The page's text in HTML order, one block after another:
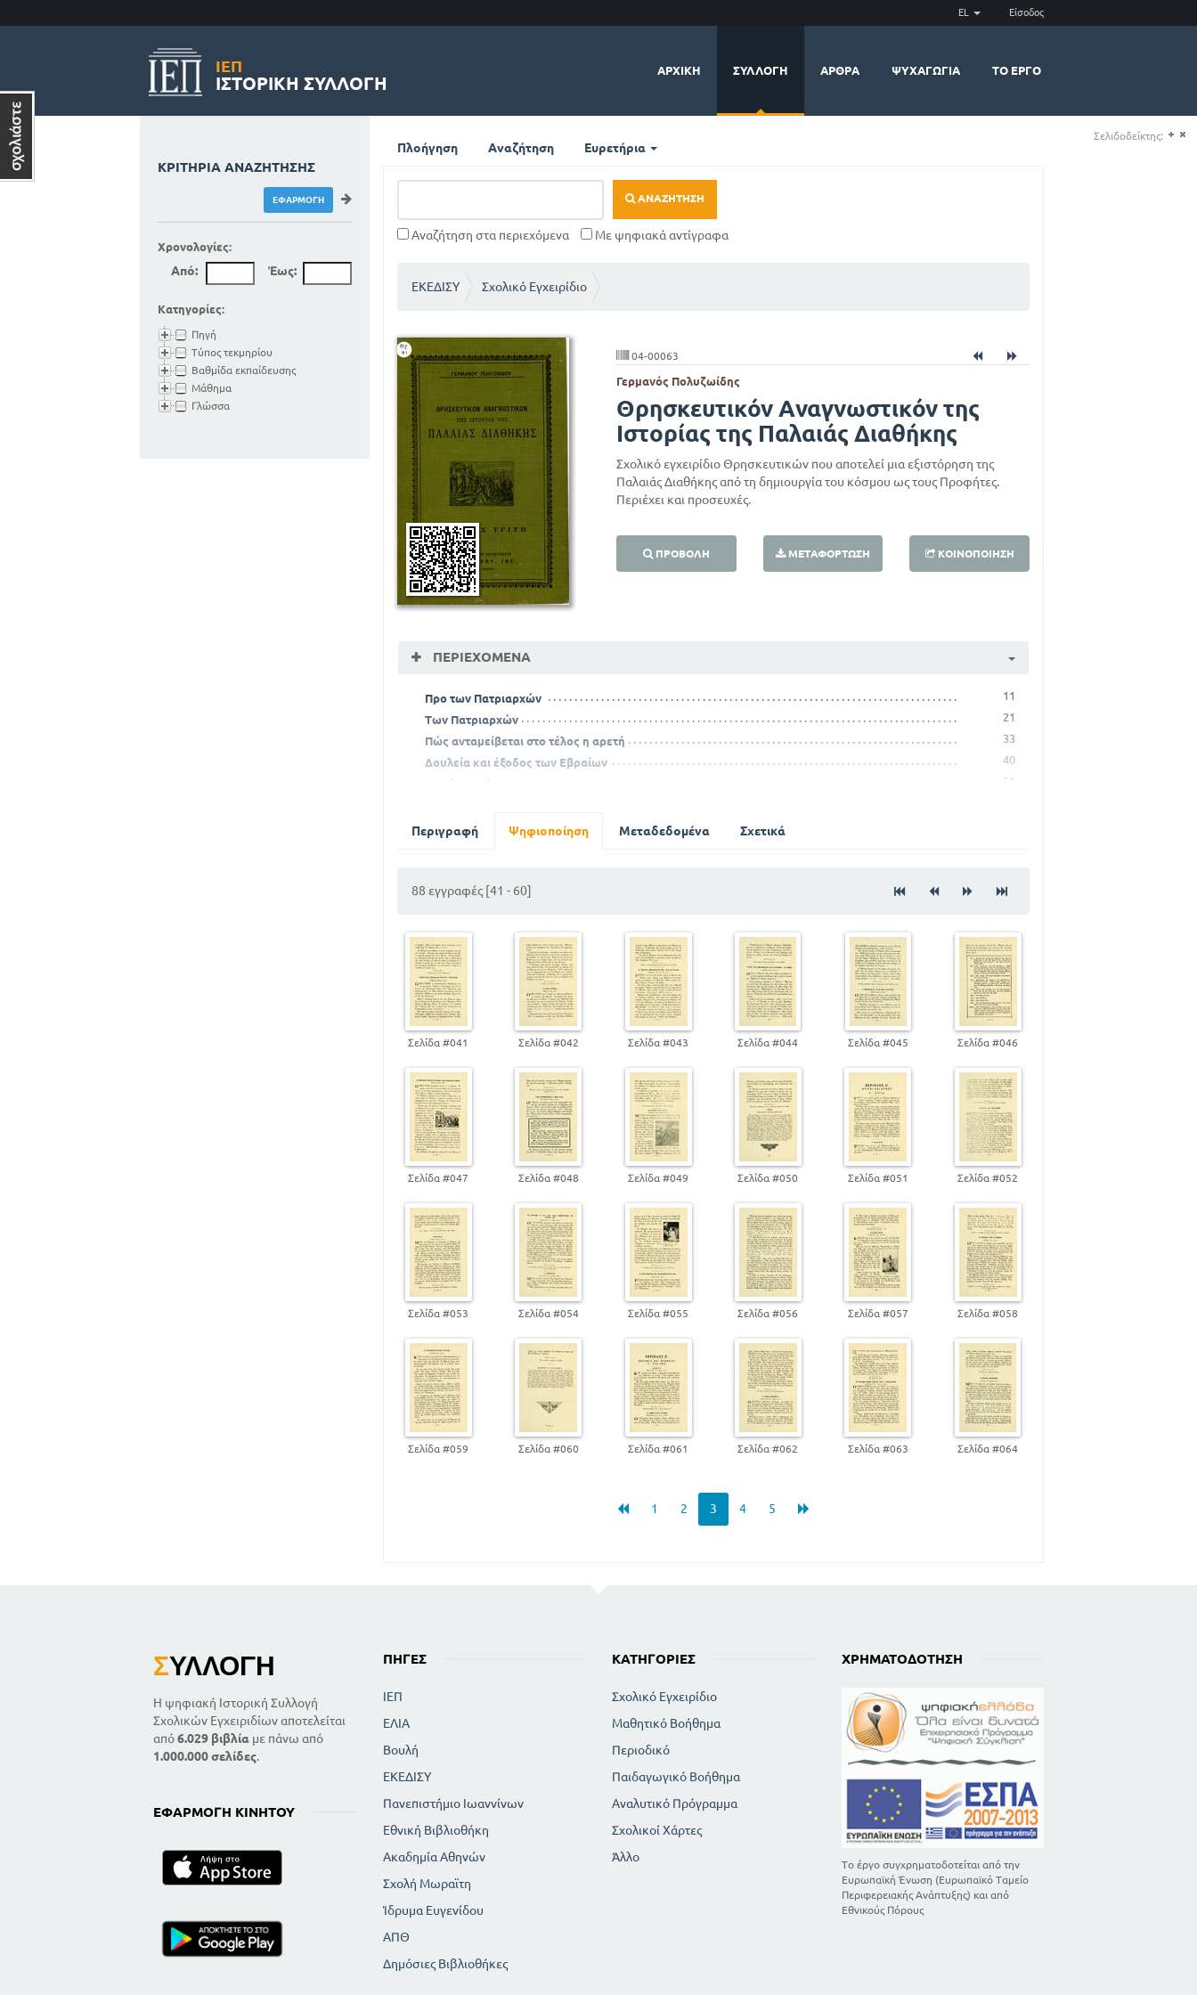
EL Είσοδος
ΙΕΠ
ΙΣΤΟΡΙΚΉ ΣΥΛΛΟΓΉ
ΑΡΧΙΚΉ ΣΥΛΛΟΓΉ ΆΡΘΡΑ ΨΥΧΑΓΩΓΊΑ ΤΟ ΈΡΓΟ
Πλοήγηση Αναζήτηση Ευρετήρια
ΑΝΑΖΉΤΗΣΗ
Αναζήτηση στα περιεχόμενα Με ψηφιακά αντίγραφα
ΕΚΕΔΙΣΥ Σχολικό Εγχειρίδιο
04-00063
Γερμανός Πολυζωίδης
Θρησκευτικόν Αναγνωστικόν της
Ιστορίας της Παλαιάς Διαθήκης
Σχολικό εγχειρίδιο Θρησκευτικών που αποτελεί μια εξιστόρηση της
Παλαιάς Διαθήκης από τη δημιουργία του κόσμου ως τους Προφήτες.
Περιέχει και προσευχές.
ΠΡΟΒΟΛΉ ΜΕΤΑΦΌΡΤΩΣΗ ΚΟΙΝΟΠΟΊΗΣΗ
ΠΕΡΙΕΧΌΜΕΝΑ
Προ των Πατριαρχών
11
Των Πατριαρχών
21
Πώς ανταμείβεται στο τέλος η αρετή
33
Δουλεία και έξοδος των Εβραίων
40
Κριτές και ήρωες
51
Το σύμβολο της Πίστεως
Περιγραφή Ψηφιοποίηση Μεταδεδομένα Σχετικά
88 εγγραφές [41 - 60]
Σελίδα #041 Σελίδα #042 Σελίδα #043 Σελίδα #044 Σελίδα #045 Σελίδα #046
Σελίδα #047 Σελίδα #048 Σελίδα #049 Σελίδα #050 Σελίδα #051 Σελίδα #052
Σελίδα #053 Σελίδα #054 Σελίδα #055 Σελίδα #056 Σελίδα #057 Σελίδα #058
Σελίδα #059 Σελίδα #060 Σελίδα #061 Σελίδα #062 Σελίδα #063 Σελίδα #064
1 2 3 4 5
ΚΡΙΤΉΡΙΑ ΑΝΑΖΉΤΗΣΗΣ
Χρονολογίες:
Από: Έως:
Κατηγορίες:
Πηγή
Τύπος τεκμηρίου
Βαθμίδα εκπαίδευσης
Μάθημα
Γλώσσα
ΣΥΛΛΟΓΉ
Η ψηφιακή Ιστορική Συλλογή
Σχολικών Εγχειριδίων αποτελείται
από6.029 βιβλία με πάνω από
1.000.000 σελίδες.
ΕΦΑΡΜΟΓΉ ΚΙΝΗΤΟΎ
ΠΗΓΈΣ
ΙΕΠ
ΕΛΙΑ
Βουλή
ΕΚΕΔΙΣΥ
Πανεπιστήμιο Ιωαννίνων
Εθνική Βιβλιοθήκη
Ακαδημία Αθηνών
Σχολή Μωραϊτη
Ίδρυμα Ευγενίδου
ΑΠΘ
Δημόσιες Βιβλιοθήκες
ΚΑΤΗΓΟΡΊΕΣ
Σχολικό Εγχειρίδιο
Μαθητικό Βοήθημα
Περιοδικό
Παιδαγωγικό Βοήθημα
Αναλυτικό Πρόγραμμα
Σχολικοί Χάρτες
Άλλο
ΧΡΗΜΑΤΟΔΌΤΗΣΗ
Το έργο συγχρηματοδοτείται από την
Ευρωπαϊκή Ένωση (Ευρωπαϊκό Ταμείο
Περιφερειακής Ανάπτυξης) και από
Εθνικούς Πόρους
Σελιδοδείκτης: